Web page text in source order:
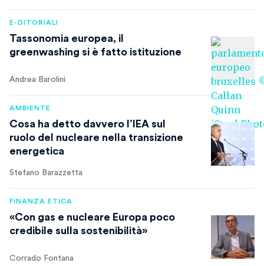
E-DITORIALI
Tassonomia europea, il
greenwashing si è fatto istituzione
Andrea Barolini
AMBIENTE
Cosa ha detto davvero l’IEA sul
ruolo del nucleare nella transizione
energetica
Stefano Barazzetta
FINANZA ETICA
«Con gas e nucleare Europa poco
credibile sulla sostenibilità»
Corrado Fontana